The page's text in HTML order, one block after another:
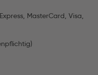
MasterCard, Visa,